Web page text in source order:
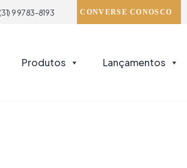
9 9783-8193 CONVERSE CONOSCO
Produtos Lançamentos